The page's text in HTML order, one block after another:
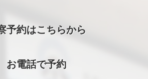
予約はこちらから
お電話で予約